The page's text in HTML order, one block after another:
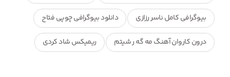
بیوگرافی کامل ناسر رزازی دانلود بیوگرافی چوپی فتاح
درون کاروان آهنگ مه گه ر شیتم ریمیکس شاد کردی